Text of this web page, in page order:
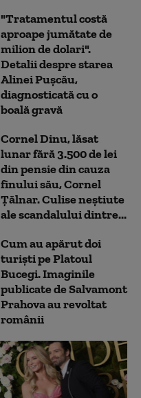
"Tratamentul costă
aproape jumătate de
milion de dolari".
Detalii despre starea
Alinei Pușcău,
diagnosticată cu o
boală gravă
Cornel Dinu, lăsat
lunar fără 3.500 de lei
din pensie din cauza
finului său, Cornel
Țălnar. Culise neștiute
ale scandalului dintre...
Cum au apărut doi
turiști pe Platoul
Bucegi. Imaginile
publicate de Salvamont
Prahova au revoltat
românii